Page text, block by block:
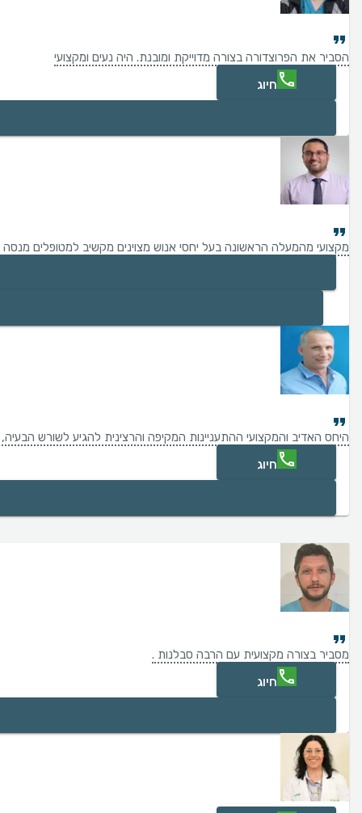
הסביר את הפרוצדורה בצורה מדוייקת ומובנת. היה נעים ומקצועי
חיוג
מקצועי מהמעלה הראשונה בעל יחסי אנוש מצוינים מקשיב למטופלים מנסה
היחס האדיב והמקצועי ההתעניינות המקיפה והרצינית להגיע לשורש הבעיה,
חיוג
מסביר בצורה מקצועית עם הרבה סבלנות .
חיוג